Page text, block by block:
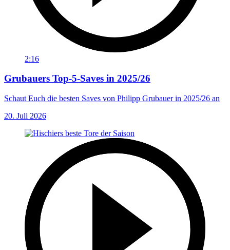
2:16
Grubauers Top-5-Saves in 2025/26
Schaut Euch die besten Saves von Philipp Grubauer in 2025/26 an
20. Juli 2026